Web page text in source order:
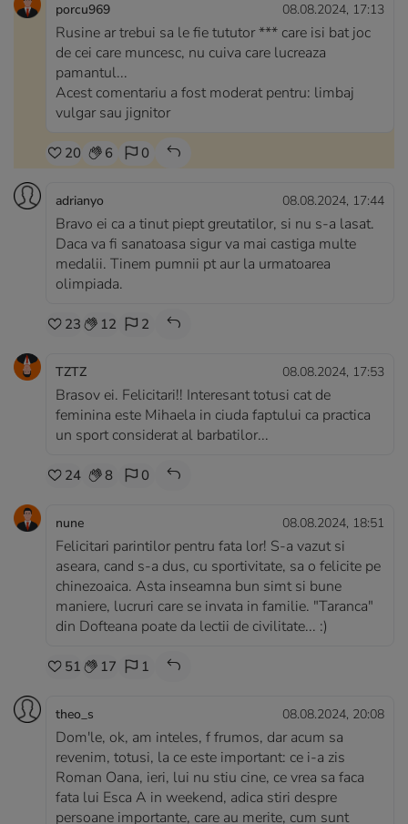
porcu969 08.08.2024, 17:13
Rusine ar trebui sa le fie tututor *** care isi bat joc
de cei care muncesc, nu cuiva care lucreaza
pamantul...
Acest comentariu a fost moderat pentru: limbaj
vulgar sau jignitor
20 6 0
adrianyo 08.08.2024, 17:44
Bravo ei ca a tinut piept greutatilor, si nu s-a lasat.
Daca va fi sanatoasa sigur va mai castiga multe
medalii. Tinem pumnii pt aur la urmatoarea
olimpiada.
23 12 2
TZTZ 08.08.2024, 17:53
Brasov ei. Felicitari!! Interesant totusi cat de
feminina este Mihaela in ciuda faptului ca practica
un sport considerat al barbatilor...
24 8 0
nune 08.08.2024, 18:51
Felicitari parintilor pentru fata lor! S-a vazut si
aseara, cand s-a dus, cu sportivitate, sa o felicite pe
chinezoaica. Asta inseamna bun simt si bune
maniere, lucruri care se invata in familie. "Taranca"
din Dofteana poate da lectii de civilitate... :)
51 17 1
theo_s 08.08.2024, 20:08
Dom'le, ok, am inteles, f frumos, dar acum sa
revenim, totusi, la ce este important: ce i-a zis
Roman Oana, ieri, lui nu stiu cine, ce vrea sa faca
fata lui Esca A in weekend, adica stiri despre
persoane importante, care au merite, cum sunt